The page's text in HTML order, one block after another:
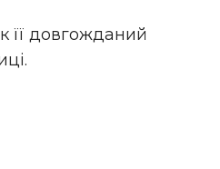
її довгожданий